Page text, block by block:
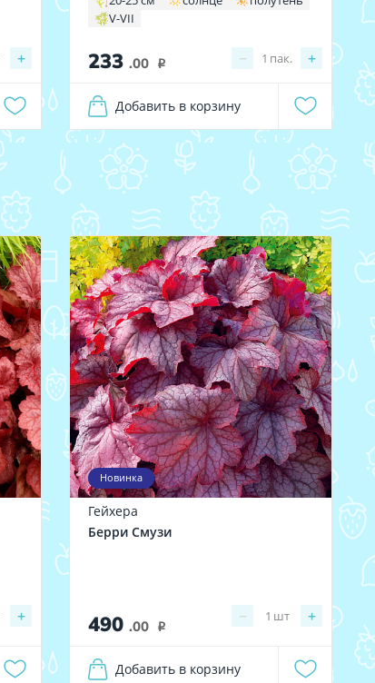
+
V-VII
233 .00 i − +
1 пак.
Добавить в корзину
+
Новинка
Гейхера
Берри Смузи
490 .00 i
− +
1 шт
Добавить в корзину